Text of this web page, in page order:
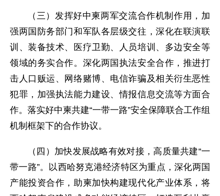
（三）发挥好中柬两军交流合作机制作用，加
强两国防务部门和军队各层级交往，深化在联演联
训、装备技术、医疗卫勤、人员培训、多边安全等
领域的务实合作。深化两国执法安全合作，推进打
击人口贩运、网络赌博、电信诈骗及相关衍生恶性
犯罪，加强执法能力建设、情报信息交流等方面合
作。落实好中柬共建“一带一路”安全保障联合工作组
机制框架下的合作协议。
（四）加快发展战略有效对接，高质量共建“一
带一路”。以西哈努克港经济特区为重点，深化两国
产能投资合作，助柬加快构建现代化产业体系，将